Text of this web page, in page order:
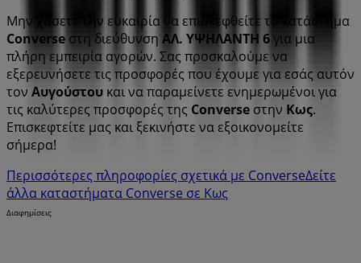
Μην χάσετε την ευκαιρία να επισκεφθείτε το κατάστημα
Converse στη διεύθυνση ΑΛ. ΥΨΗΛΑΝΤΗ 6για μια
πλήρη εμπειρία αγορών. Σας προσκαλούμε να
εξερευνήσετε τις προσφορές που έχουμε για εσάς αυτόν
τον Αυγούστου και να παραμείνετε ενημερωμένοι για
τις καλύτερες προσφορές της Converse στην Κως.
Επισκεφτείτε μας και ξεκινήστε να εξοικονομείτε
σήμερα!
Περισσότερες πληροφορίες σχετικά με ConverseΔείτε
άλλα καταστήματα Converse σε Κως
Διαφημίσεις